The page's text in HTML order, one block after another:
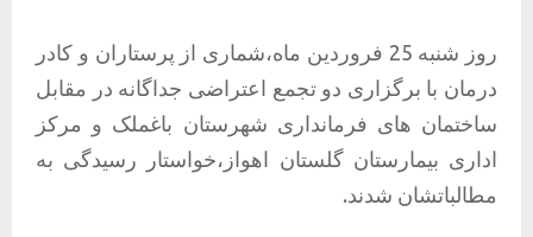
روز شنبه 25 فروردین ماه،شماری از پرستاران و کادر
درمان با برگزاری دو تجمع اعتراضی جداگانه در مقابل
ساختمان های فرمانداری شهرستان باغملک و مرکز
اداری بیمارستان گلستان اهواز،خواستار رسیدگی به
مطالباتشان شدند.